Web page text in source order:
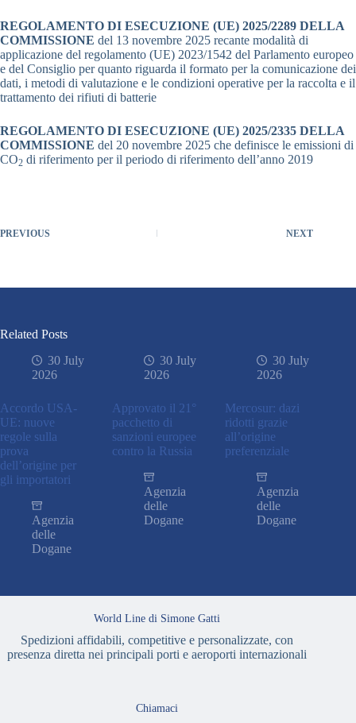
REGOLAMENTO DI ESECUZIONE (UE) 2025/2289 DELLA
COMMISSIONE del 13 novembre 2025 recante modalità di
applicazione del regolamento (UE) 2023/1542 del Parlamento europeo
e del Consiglio per quanto riguarda il formato per la comunicazione dei
dati, i metodi di valutazione e le condizioni operative per la raccolta e il
trattamento dei rifiuti di batterie
REGOLAMENTO DI ESECUZIONE (UE) 2025/2335 DELLA
COMMISSIONE del 20 novembre 2025 che definisce le emissioni di
CO2 di riferimento per il periodo di riferimento dell’anno 2019
PREVIOUS NEXT
Related Posts
30 July
2026
Accordo USA-
UE: nuove
regole sulla
prova
dell’origine per
gli importatori
Agenzia
delle
Dogane
30 July
2026
Approvato il 21°
pacchetto di
sanzioni europee
contro la Russia
Agenzia
delle
Dogane
30 July
2026
Mercosur: dazi
ridotti grazie
all’origine
preferenziale
Agenzia
delle
Dogane
World Line di Simone Gatti
Spedizioni affidabili, competitive e personalizzate, con
presenza diretta nei principali porti e aeroporti internazionali
Chiamaci